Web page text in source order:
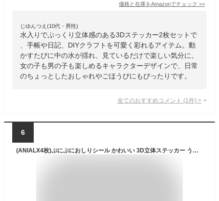
価格と在庫をAmazonでチェック >>
じゆんつえ(10代・男性)
水入りでぷっくり立体感のある3Dステッカー2枚セットで
、手帳や日記、DIYクラフトを可愛く彩れるアイテム。動
かすたびに中の水が揺れ、見ているだけで楽しい気分に。
女の子も男の子も楽しめるキャラクターデザインで、日常
のちょっとしたおしゃれやごほうびにもぴったりです。
全てのおすすめコメント (1 件) >
6
(ANIALX4枚)ぷにぷにおしりシール かわいい 3D立体ステッカー うさぎ くま 動物 キャラクター 癒し ストレス解消 文房具 手帳 ノート デコレーション DIY アルバム スマホケース ギフト プレゼント